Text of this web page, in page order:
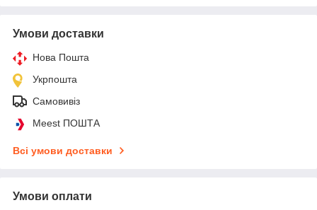
Умови доставки
Нова Пошта
Укрпошта
Самовивіз
Meest ПОШТА
Всі умови доставки
Умови оплати